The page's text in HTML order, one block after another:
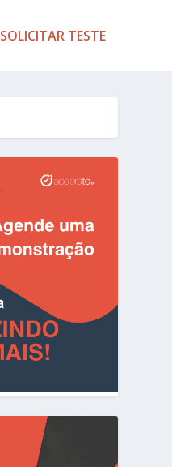
SOLICITAR TESTE